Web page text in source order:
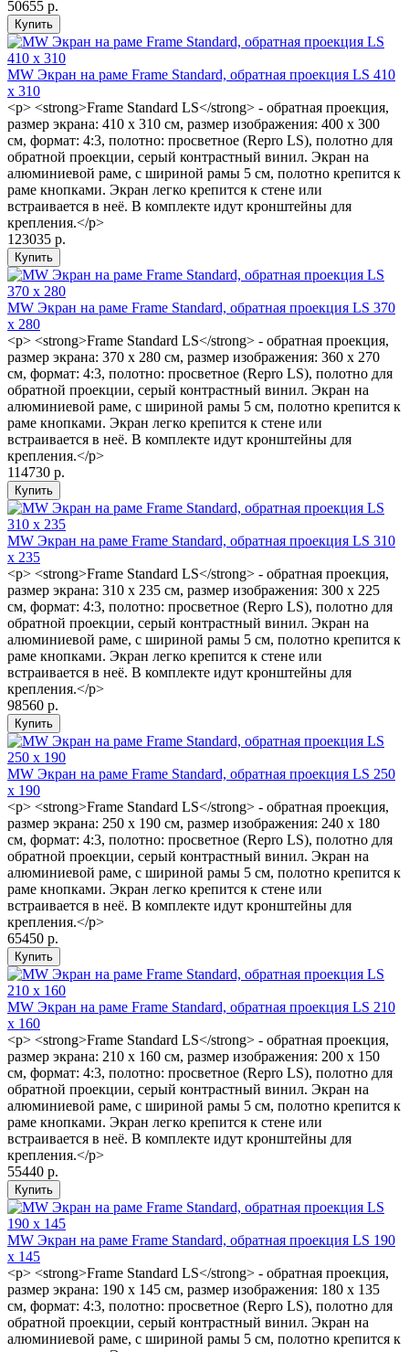
50655 р.
MW Экран на раме Frame Standard, обратная проекция LS 410
x 310
<p> <strong>Frame Standard LS</strong> - обратная проекция,
размер экрана: 410 x 310 см, размер изображения: 400 x 300
см, формат: 4:3, полотно: просветное (Repro LS), полотно для
обратной проекции, серый контрастный винил. Экран на
алюминиевой раме, с шириной рамы 5 см, полотно крепится к
раме кнопками. Экран легко крепится к стене или
встраивается в неё. В комплекте идут кронштейны для
крепления.</p>
123035 р.
MW Экран на раме Frame Standard, обратная проекция LS 370
x 280
<p> <strong>Frame Standard LS</strong> - обратная проекция,
размер экрана: 370 x 280 см, размер изображения: 360 x 270
см, формат: 4:3, полотно: просветное (Repro LS), полотно для
обратной проекции, серый контрастный винил. Экран на
алюминиевой раме, с шириной рамы 5 см, полотно крепится к
раме кнопками. Экран легко крепится к стене или
встраивается в неё. В комплекте идут кронштейны для
крепления.</p>
114730 р.
MW Экран на раме Frame Standard, обратная проекция LS 310
x 235
<p> <strong>Frame Standard LS</strong> - обратная проекция,
размер экрана: 310 x 235 см, размер изображения: 300 x 225
см, формат: 4:3, полотно: просветное (Repro LS), полотно для
обратной проекции, серый контрастный винил. Экран на
алюминиевой раме, с шириной рамы 5 см, полотно крепится к
раме кнопками. Экран легко крепится к стене или
встраивается в неё. В комплекте идут кронштейны для
крепления.</p>
98560 р.
MW Экран на раме Frame Standard, обратная проекция LS 250
x 190
<p> <strong>Frame Standard LS</strong> - обратная проекция,
размер экрана: 250 x 190 см, размер изображения: 240 x 180
см, формат: 4:3, полотно: просветное (Repro LS), полотно для
обратной проекции, серый контрастный винил. Экран на
алюминиевой раме, с шириной рамы 5 см, полотно крепится к
раме кнопками. Экран легко крепится к стене или
встраивается в неё. В комплекте идут кронштейны для
крепления.</p>
65450 р.
MW Экран на раме Frame Standard, обратная проекция LS 210
x 160
<p> <strong>Frame Standard LS</strong> - обратная проекция,
размер экрана: 210 x 160 см, размер изображения: 200 x 150
см, формат: 4:3, полотно: просветное (Repro LS), полотно для
обратной проекции, серый контрастный винил. Экран на
алюминиевой раме, с шириной рамы 5 см, полотно крепится к
раме кнопками. Экран легко крепится к стене или
встраивается в неё. В комплекте идут кронштейны для
крепления.</p>
55440 р.
MW Экран на раме Frame Standard, обратная проекция LS 190
х 145
<p> <strong>Frame Standard LS</strong> - обратная проекция,
размер экрана: 190 х 145 см, размер изображения: 180 x 135
см, формат: 4:3, полотно: просветное (Repro LS), полотно для
обратной проекции, серый контрастный винил. Экран на
алюминиевой раме, с шириной рамы 5 см, полотно крепится к